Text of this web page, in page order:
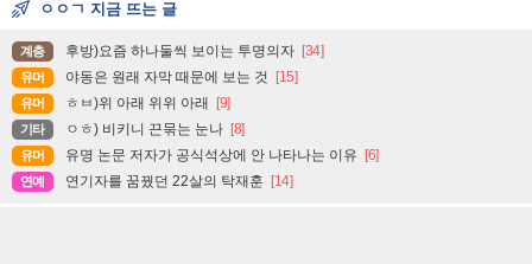
ㅇㅇㄱ 지금 뜨는 글
계층 후방)요즘 하나둘씩 보이는 투명의자 [34]
유머 야동은 원래 자막 때문에 보는 것 [15]
유머 ㅎㅂ)위 아래 위위 아래 [9]
기타 ㅇㅎ) 비키니 끈묶는 눈나 [8]
유머 유명 논문 저자가 공식석상에 안 나타나는 이유 [6]
연예 연기자를 꿈꿨던 22살의 탁재훈 [14]